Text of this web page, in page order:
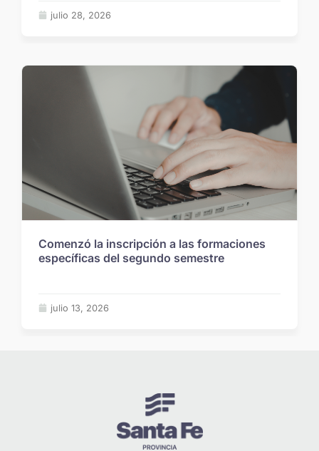
julio 28, 2026
Comenzó la inscripción a las formaciones
específicas del segundo semestre
julio 13, 2026